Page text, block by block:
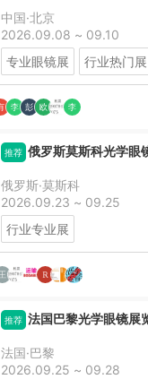
中国·北京
2026.09.08 ~ 09.10
专业眼镜展
行业热门展
推荐 俄罗斯莫斯科光学眼
俄罗斯·莫斯科
2026.09.23 ~ 09.25
行业专业展
推荐 法国巴黎光学眼镜展
法国·巴黎
2026.09.25 ~ 09.28